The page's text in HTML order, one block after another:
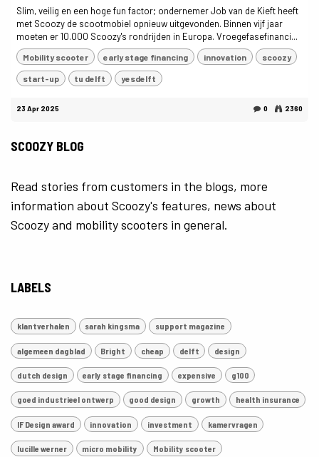
Slim, veilig en een hoge fun factor; ondernemer Job van de Kieft heeft
met Scoozy de scootmobiel opnieuw uitgevonden. Binnen vijf jaar
moeten er 10.000 Scoozy's rondrijden in Europa. Vroegefasefinanci...
Mobility scooter early stage financing innovation scoozy
start-up tu delft yesdelft
23 Apr 2025 0 2360
SCOOZY BLOG
Read stories from customers in the blogs, more
information about Scoozy's features, news about
Scoozy and mobility scooters in general.
LABELS
klantverhalen sarah kingsma support magazine
algemeen dagblad Bright cheap delft design
dutch design early stage financing expensive g100
goed industrieel ontwerp good design growth health insurance
IF Design award innovation investment kamervragen
lucille werner micro mobility Mobility scooter